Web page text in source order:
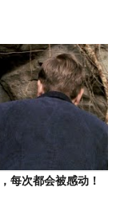
每次都会被感动！